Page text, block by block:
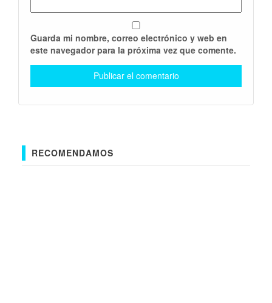
Guarda mi nombre, correo electrónico y web en
este navegador para la próxima vez que comente.
RECOMENDAMOS